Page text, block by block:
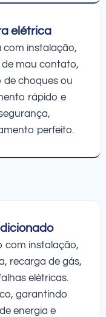
elétrica
com instalação,
mau contato,
de choques ou
rápido e
perfeito.
com instalação,
recarga de gás,
elétricas.
garantindo
energia e